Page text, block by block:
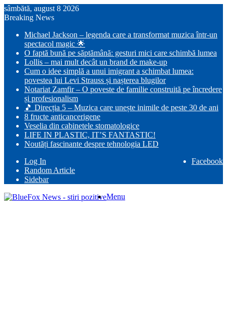
sâmbătă, august 8 2026
Breaking News
Michael Jackson – legenda care a transformat muzica într-un
spectacol magic 🌟
O faptă bună pe săptămână: gesturi mici care schimbă lumea
Lollis – mai mult decât un brand de make-up
Cum o idee simplă a unui imigrant a schimbat lumea:
povestea lui Levi Strauss și nașterea blugilor
Notariat Zamfir – O poveste de familie construită pe încredere
și profesionalism
🎵 Direcția 5 – Muzica care unește inimile de peste 30 de ani
8 fructe anticancerigene
Veselia din cabinetele stomatologice
LIFE IN PLASTIC, IT’S FANTASTIC!
Noutăți fascinante despre tehnologia LED
Facebook
Log In
Random Article
Sidebar
Menu